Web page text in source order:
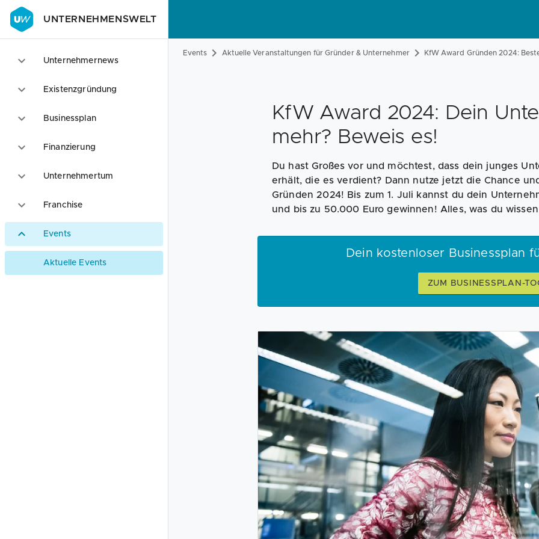
UNTERNEHMENSWELT
Unternehmernews
Existenzgründung
Businessplan
Finanzierung
Unternehmertum
Franchise
Events
Aktuelle Events
Events Aktuelle Veranstaltungen für Gründer & Unternehmer KfW Award Gründen 2024:
KfW Award 2024: Dein
mehr? Beweis es!
Du hast Großes vor und möchtest, dass dein junges
erhält, die es verdient? Dann nutze jetzt die Chance
Gründen 2024! Bis zum 1. Juli kannst du dein
und bis zu 50.000 Euro gewinnen! Alles, was du
Dein kostenloser Businessplan
ZUM BUSINESSPLAN-